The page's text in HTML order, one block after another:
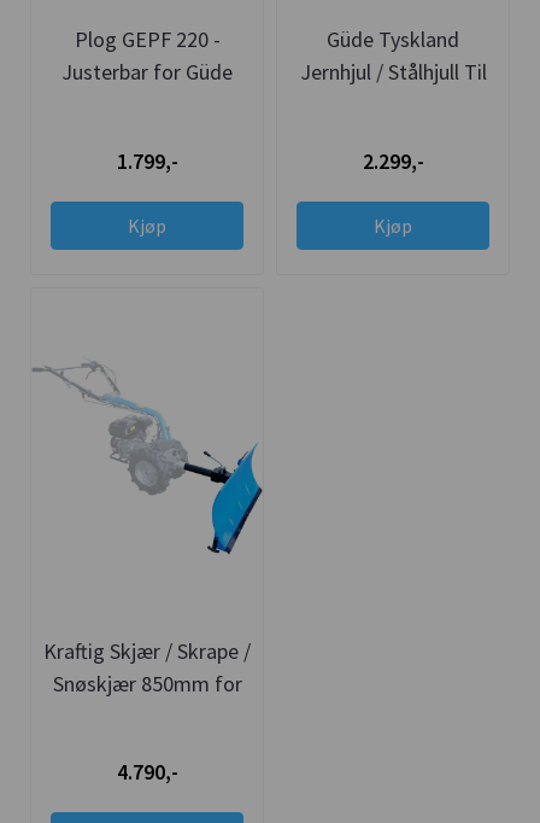
Plog GEPF 220 -
Justerbar for Güde
1.799,-
Kjøp
Güde Tyskland
Jernhjul / Stålhjull Til
2.299,-
Kjøp
Kraftig Skjær / Skrape /
Snøskjær 850mm for
4.790,-